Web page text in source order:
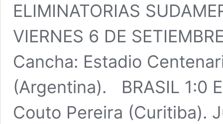
ELIMINATORIAS
VIERNES 6 DE
Cancha: Estadio
(Argentina). BRASIL 1:0
Couto Pereira (Curitiba).